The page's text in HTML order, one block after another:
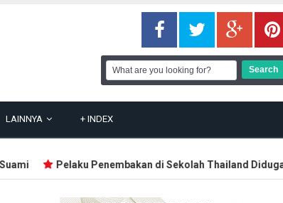
LAINNYA + INDEX
Pelaku Penembakan di Sekolah Thailand Diduga